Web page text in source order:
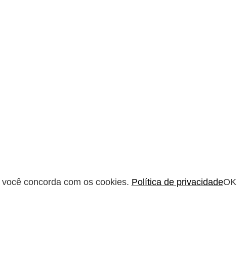
concorda com os cookies. Política de privacidadeOK